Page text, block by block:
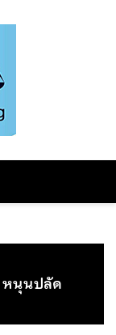
หนุนปลัด